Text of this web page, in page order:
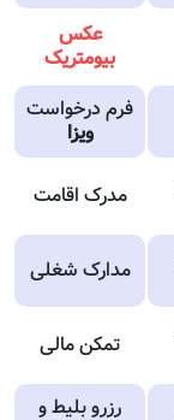
عکس
بیومتریک
فرم درخواست
ویزا
مدرک اقامت
مدارک شغلی
تمکن مالی
رزرو بلیط و